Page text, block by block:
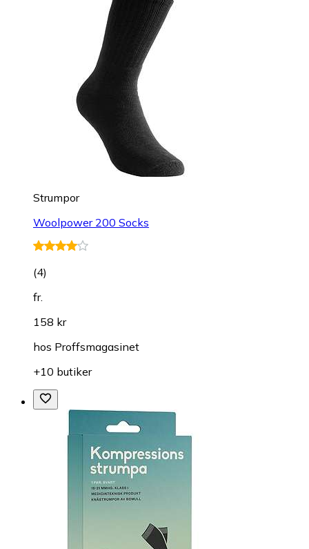
Strumpor
Woolpower 200 Socks
(4)
fr.
158 kr
hos Proffsmagasinet
+10 butiker